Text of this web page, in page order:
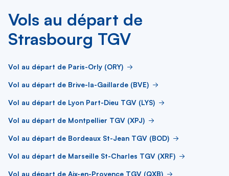
Vols au départ de
Strasbourg TGV
Vol au départ de Paris-Orly (ORY)
Vol au départ de Brive-la-Gaillarde (BVE)
Vol au départ de Lyon Part-Dieu TGV (LYS)
Vol au départ de Montpellier TGV (XPJ)
Vol au départ de Bordeaux St-Jean TGV (BOD)
Vol au départ de Marseille St-Charles TGV (XRF)
Vol au départ de Aix-en-Provence TGV (QXB)